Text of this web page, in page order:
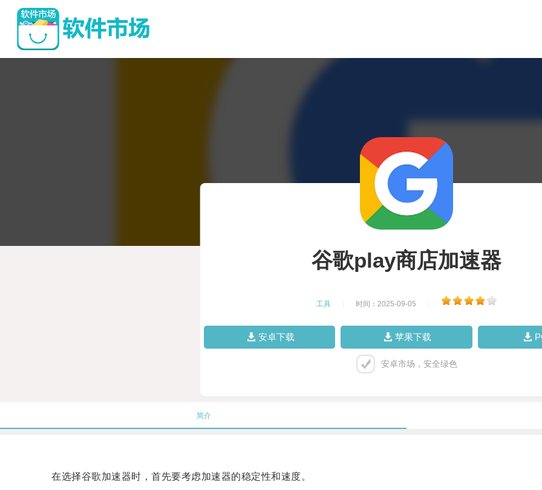
谷歌play商店加速器
工具 时间：2025-09-05
安卓下载 苹果下载
安卓市场，安全绿色
简介
在选择谷歌加速器时，首先要考虑加速器的稳定性和速度。